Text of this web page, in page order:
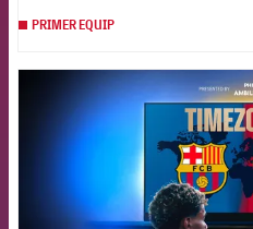
PRIMER EQUIP